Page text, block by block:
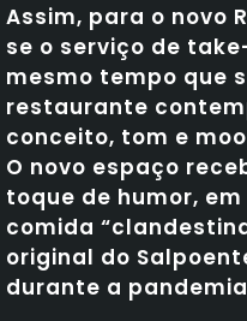
Assim, para o novo
se o serviço de
mesmo tempo que
restaurante
conceito, tom e
O novo espaço
toque de humor,
comida
original do
durante a